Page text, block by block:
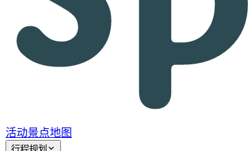
活动景点地图